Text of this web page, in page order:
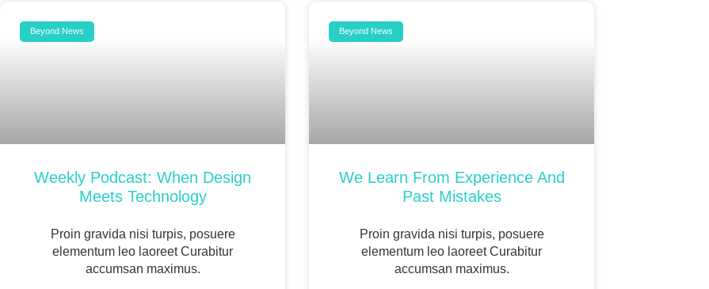
Beyond News
Weekly Podcast: When Design
Meets Technology
Proin gravida nisi turpis, posuere
elementum leo laoreet Curabitur
accumsan maximus.
Beyond News
We Learn From Experience And
Past Mistakes
Proin gravida nisi turpis, posuere
elementum leo laoreet Curabitur
accumsan maximus.